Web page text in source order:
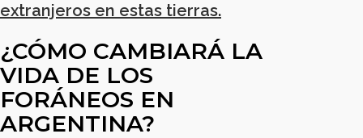
extranjeros en estas tierras.
¿CÓMO CAMBIARÁ LA
VIDA DE LOS
FORÁNEOS EN
ARGENTINA?